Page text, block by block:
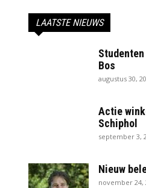
LAATSTE NIEUWS
Bos
augustus 30,
Actie
Schiphol
september 3,
Nieuw
november 24,